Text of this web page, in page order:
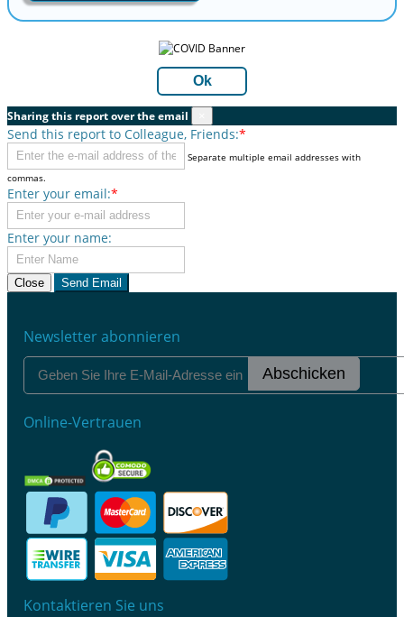
Ok
Sharing this report over the email
Send this report to Colleague, Friends:*
Separate multiple email addresses with
commas.
Enter your email:*
Enter your name:
Close Send Email
Newsletter abonnieren
Abschicken
Online-Vertrauen
Kontaktieren Sie uns